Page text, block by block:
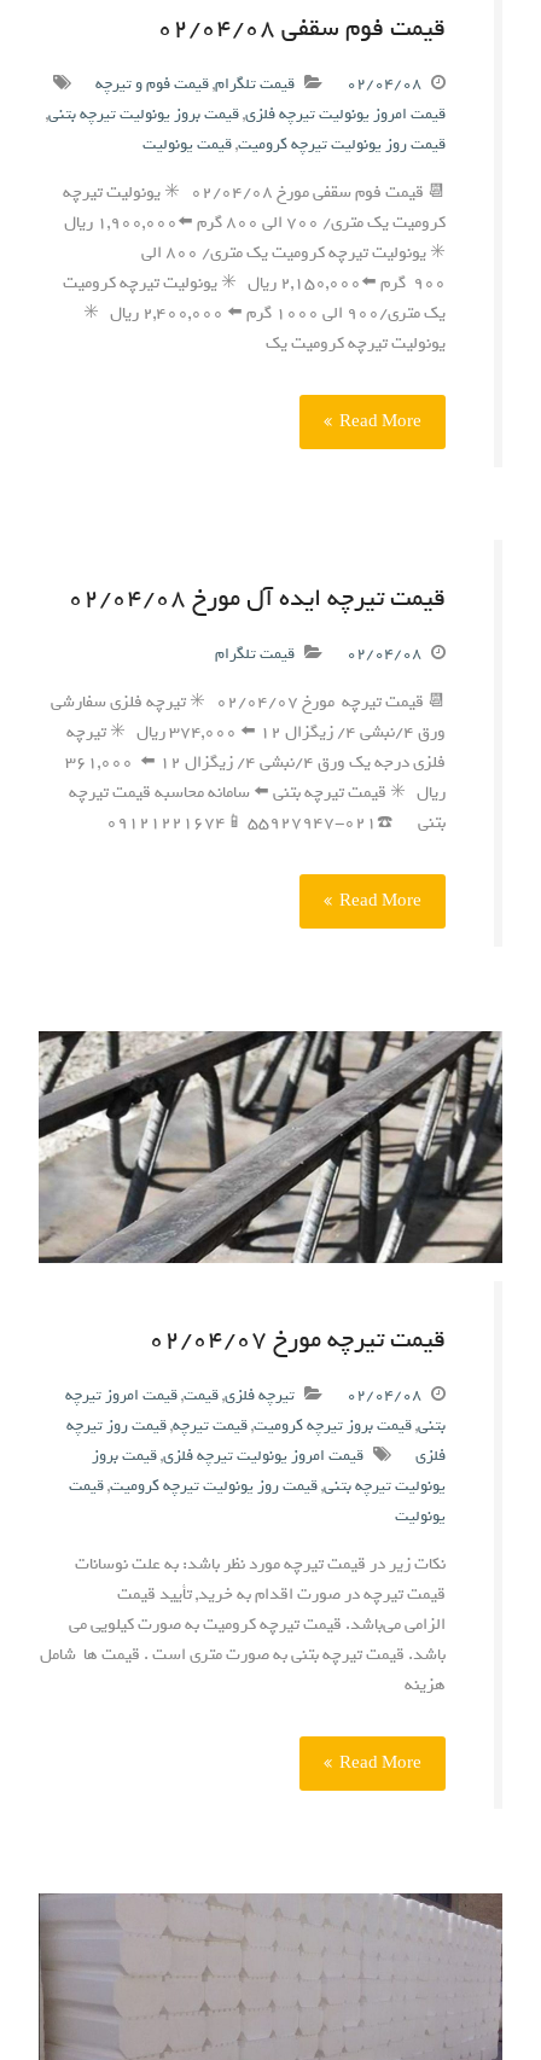
قیمت فوم سقفی ۰۲/۰۴/۰۸
۰۲/۰۴/۰۸ قیمت تلگرام,قیمت فوم و تیرچه
قیمت امروز یونولیت تیرچه فلزی,قیمت بروز یونولیت تیرچه بتنی,
قیمت روز یونولیت تیرچه کرومیت,قیمت یونولیت
📆 قیمت فوم سقفی مورخ ۰۲/۰۴/۰۸ ✳️ یونولیت تیرچه
کرومیت یک متری/ ۷۰۰ الی ۸۰۰ گرم ⬅️۱,۹۰۰,۰۰۰ ریال
✳️ یونولیت تیرچه کرومیت یک متری/ ۸۰۰ الی
۹۰۰ گرم ⬅️۲,۱۵۰,۰۰۰ ریال ✳️ یونولیت تیرچه کرومیت
یک متری/۹۰۰ الی ۱۰۰۰ گرم ⬅️ ۲,۴۰۰,۰۰۰ ریال ✳️
یونولیت تیرچه کرومیت یک
Read More
قیمت تیرچه ایده آل مورخ ۰۲/۰۴/۰۸
۰۲/۰۴/۰۸ قیمت تلگرام
📆 قیمت تیرچه مورخ ۰۲/۰۴/۰۷ ✳️ تیرچه فلزی سفارشی
ورق ۴/نبشی ۴/ زیگزال ۱۲ ⬅️ ۳۷۴,۰۰۰ ریال ✳️ تیرچه
فلزی درجه یک ورق ۴/نبشی ۴/ زیگزال ۱۲ ⬅️ ۳۶۱,۰۰۰
ریال ✳️ قیمت تیرچه بتنی ⬅️ سامانه محاسبه قیمت تیرچه
بتنی ☎️۰۲۱-۵۵۹۲۷۹۴۷ 📱۰۹۱۲۱۲۲۱۶۷۴
Read More
قیمت تیرچه مورخ ۰۲/۰۴/۰۷
۰۲/۰۴/۰۸ تیرچه فلزی,قیمت,قیمت امروز تیرچه
بتنی,قیمت بروز تیرچه کرومیت,قیمت تیرچه,قیمت روز تیرچه
فلزی
قیمت امروز یونولیت تیرچه فلزی,قیمت بروز
یونولیت تیرچه بتنی,قیمت روز یونولیت تیرچه کرومیت,قیمت
یونولیت
نکات زیر در قیمت تیرچه مورد نظر باشد: به علت نوسانات
قیمت تیرچه در صورت اقدام به خرید, تأیید قیمت
الزامی می‌باشد. قیمت تیرچه کرومیت به صورت کیلویی می
باشد. قیمت تیرچه بتنی به صورت متری است . قیمت ها شامل
هزینه
Read More